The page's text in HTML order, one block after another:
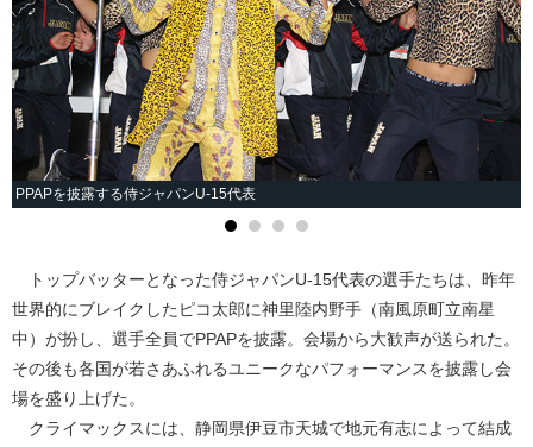
PPAPを披露する侍ジャパンU-15代表
トップバッターとなった侍ジャパンU-15代表の選手たちは、昨年
世界的にブレイクしたピコ太郎に神里陸内野手（南風原町立南星
中）が扮し、選手全員でPPAPを披露。会場から大歓声が送られた。
その後も各国が若さあふれるユニークなパフォーマンスを披露し会
場を盛り上げた。
クライマックスには、静岡県伊豆市天城で地元有志によって結成